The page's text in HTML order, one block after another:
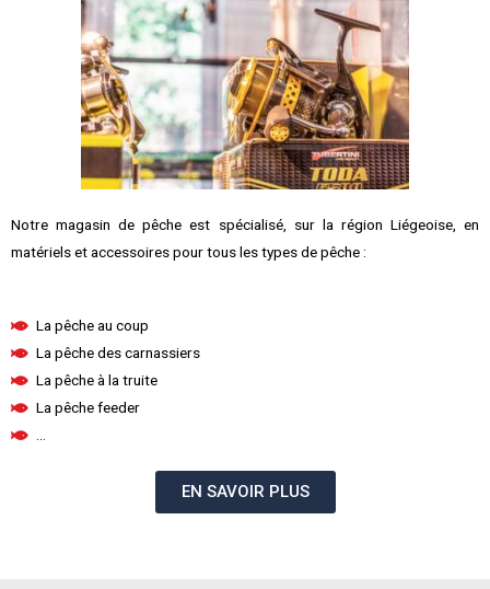
Notre magasin de pêche est spécialisé, sur la région Liégeoise, en
matériels et accessoires pour tous les types de pêche :
La pêche au coup
La pêche des carnassiers
La pêche à la truite
La pêche feeder
EN SAVOIR PLUS